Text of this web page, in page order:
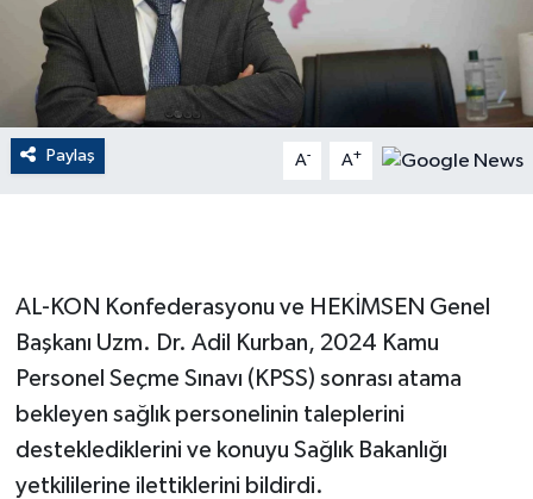
Paylaş A- A+
AL-KON Konfederasyonu ve HEKİMSEN Genel
Başkanı Uzm. Dr. Adil Kurban, 2024 Kamu
Personel Seçme Sınavı (KPSS) sonrası atama
bekleyen sağlık personelinin taleplerini
desteklediklerini ve konuyu Sağlık Bakanlığı
yetkililerine ilettiklerini bildirdi.
English News
Finans
Flaş Haber
GÜNDEM
Güvenlik
HABERDE İNSAN